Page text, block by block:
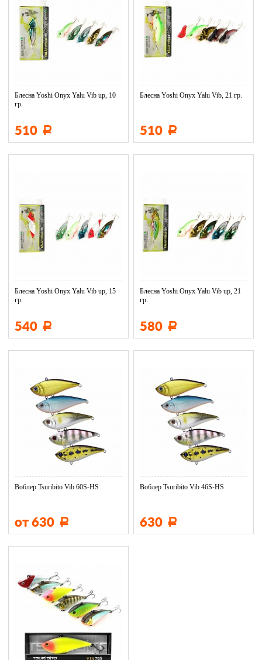
Блесна Yoshi Onyx Yalu Vib up, 10
гр.
510 Р
Блесна Yoshi Onyx Yalu Vib, 21 гр.
510 Р
Блесна Yoshi Onyx Yalu Vib up, 15
гр.
540 Р
Блесна Yoshi Onyx Yalu Vib up, 21
гр.
580 Р
Воблер Tsuribito Vib 60S-HS
от 630 Р
Воблер Tsuribito Vib 46S-HS
630 Р